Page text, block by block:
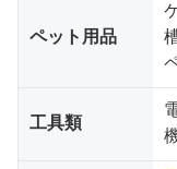
ペット用品
工具類